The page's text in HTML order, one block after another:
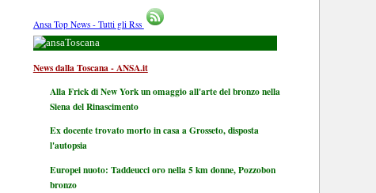
Ansa Top News - Tutti gli Rss
Toscana
News dalla Toscana - ANSA.it
Alla Frick di New York un omaggio all'arte del bronzo nella
Siena del Rinascimento
Ex docente trovato morto in casa a Grosseto, disposta
l'autopsia
Europei nuoto: Taddeucci oro nella 5 km donne, Pozzobon
bronzo